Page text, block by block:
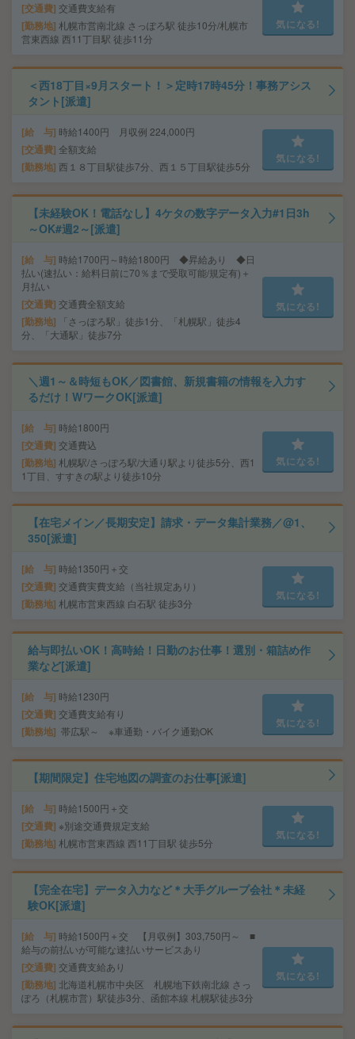
交通費 交通費支給有
勤務地 札幌市営南北線 さっぽろ駅 徒歩10分/札幌市
営東西線 西11丁目駅 徒歩11分
気になる!
＜西18丁目×9月スタート！＞定時17時45分！事務アシス
タント[派遣]
給 与 時給1400円 月収例 224,000円
交通費 全額支給
勤務地 西１８丁目駅徒歩7分、西１５丁目駅徒歩5分
気になる!
【未経験OK！電話なし】4ケタの数字データ入力#1日3h
～OK#週2～[派遣]
給 与 時給1700円～時給1800円 ◆昇給あり ◆日
払い(速払い：給料日前に70％まで受取可能/規定有)＋
月払い
交通費 交通費全額支給
勤務地
「さっぽろ駅」徒歩1分、「札幌駅」徒歩4
分、「大通駅」徒歩7分
気になる!
＼週1～＆時短もOK／図書館、新規書籍の情報を入力す
るだけ！WワークOK[派遣]
給 与 時給1800円
交通費 交通費込
勤務地 札幌駅/さっぽろ駅/大通り駅より徒歩5分、西1
1丁目、すすきの駅より徒歩10分
気になる!
【在宅メイン／長期安定】請求・データ集計業務／@1、
350[派遣]
給 与 時給1350円＋交
交通費 交通費実費支給（当社規定あり）
勤務地 札幌市営東西線 白石駅 徒歩3分
気になる!
給与即払いOK！高時給！日勤のお仕事！選別・箱詰め作
業など[派遣]
給 与 時給1230円
交通費 交通費支給有り
勤務地 帯広駅～ ※車通勤・バイク通勤OK
気になる!
【期間限定】住宅地図の調査のお仕事[派遣]
給 与 時給1500円＋交
交通費 ※別途交通費規定支給
勤務地 札幌市営東西線 西11丁目駅 徒歩5分
気になる!
【完全在宅】データ入力など＊大手グループ会社＊未経
験OK[派遣]
給 与 時給1500円＋交 【月収例】303,750円～ ■
給与の前払いが可能な速払いサービスあり
交通費 交通費支給あり
勤務地 北海道札幌市中央区 札幌地下鉄南北線 さっ
ぽろ（札幌市営）駅徒歩3分、函館本線 札幌駅徒歩3分
気になる!